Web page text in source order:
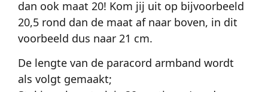
dan ook maat 20! Kom jij uit op bijvoorbeeld
20,5 rond dan de maat af naar boven, in dit
voorbeeld dus naar 21 cm.
De lengte van de paracord armband wordt
als volgt gemaakt;